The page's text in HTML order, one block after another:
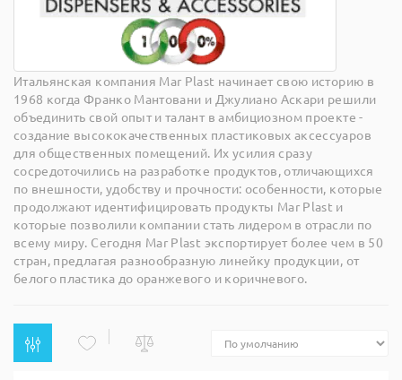
Итальянская компания Mar Plast начинает свою историю в
1968 когда Франко Мантовани и Джулиано Аскари решили
объединить свой опыт и талант в амбициозном проекте -
создание высококачественных пластиковых аксессуаров
для общественных помещений. Их усилия сразу
сосредоточились на разработке продуктов, отличающихся
по внешности, удобству и прочности: особенности, которые
продолжают идентифицировать продукты Mar Plast и
которые позволили компании стать лидером в отрасли по
всему миру. Сегодня Mar Plast экспортирует более чем в 50
стран, предлагая разнообразную линейку продукции, от
белого пластика до оранжевого и коричневого.